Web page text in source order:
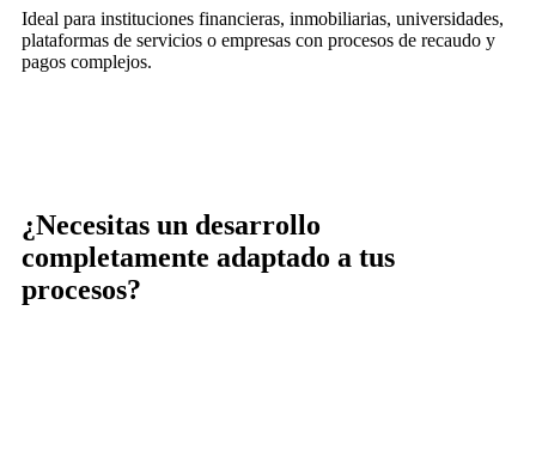
Ideal para instituciones financieras, inmobiliarias, universidades,
plataformas de servicios o empresas con procesos de recaudo y
pagos complejos.
¿Necesitas un desarrollo
completamente adaptado a tus
procesos?